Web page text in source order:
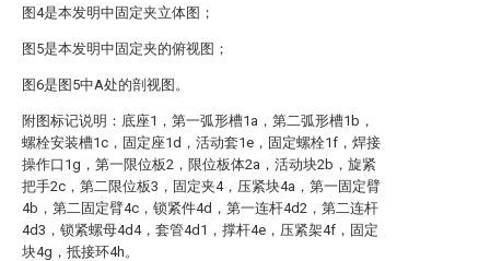
图4是本发明中固定夹立体图；
图5是本发明中固定夹的俯视图；
图6是图5中A处的剖视图。
附图标记说明：底座1，第一弧形槽1a，第二弧形槽1b，
螺栓安装槽1c，固定座1d，活动套1e，固定螺栓1f，焊接
操作口1g，第一限位板2，限位板体2a，活动块2b，旋紧
把手2c，第二限位板3，固定夹4，压紧块4a，第一固定臂
4b，第二固定臂4c，锁紧件4d，第一连杆4d2，第二连杆
4d3，锁紧螺母4d4，套管4d1，撑杆4e，压紧架4f，固定
块4g，抵接环4h。